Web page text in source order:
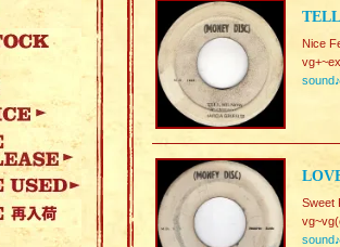
Nice
sound♪
Sweet
sound♪